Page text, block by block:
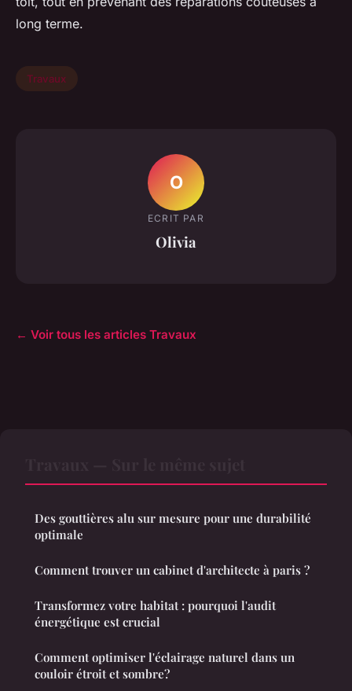
long terme.
Travaux
O
ECRIT PAR
Olivia
← Voir tous les articles Travaux
Des gouttières alu sur mesure pour une durabilité
optimale
Comment trouver un cabinet d'architecte à paris ?
Transformez votre habitat : pourquoi l'audit
énergétique est crucial
Comment optimiser l'éclairage naturel dans un
couloir étroit et sombre?